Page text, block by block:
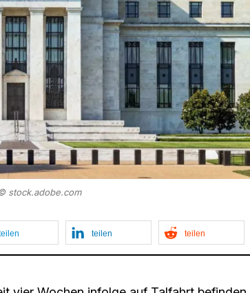
stock.adobe.com
teilen teilen